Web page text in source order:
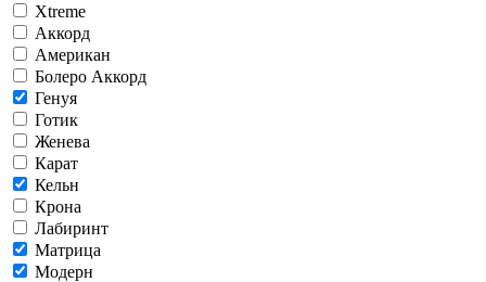
Xtreme
Аккорд
Американ
Болеро Аккорд
Генуя
Готик
Женева
Карат
Кельн
Крона
Лабиринт
Матрица
Модерн